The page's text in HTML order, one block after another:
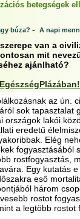
betegségek
búza? - A napi
van a
mit
ajánlható?
az ún.
sok tapasztalat
országok lakói
eredetű
Elég
fogyasztásából
rostfogyasztás,
Egy kutatás
eső
három
rostot
a legtöbb rostot